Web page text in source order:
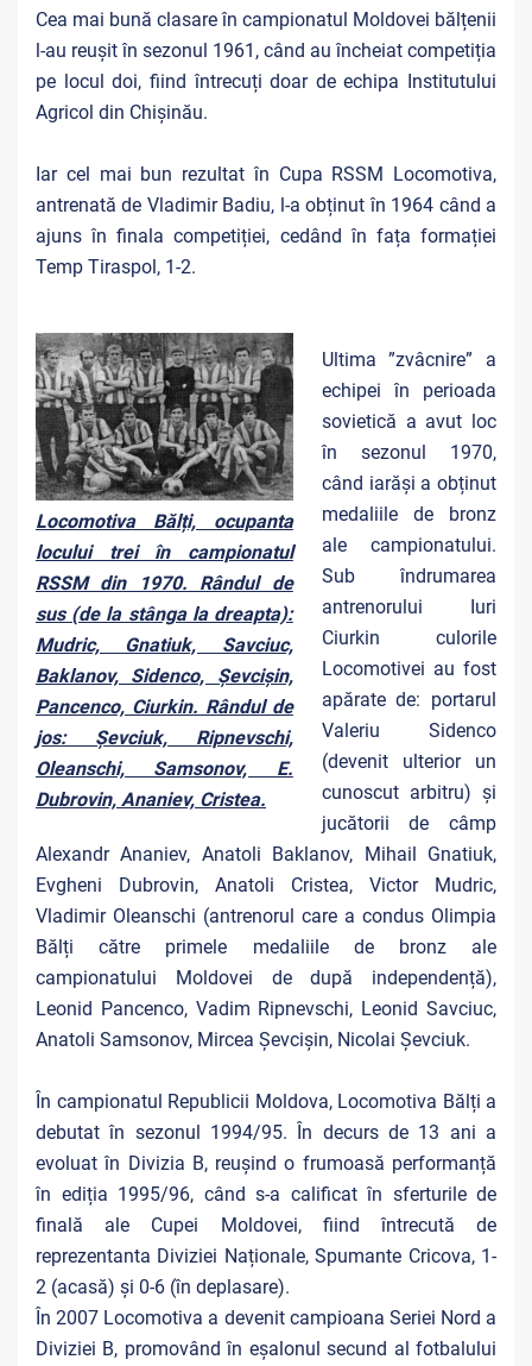
Cea mai bună clasare în campionatul Moldovei bălțenii
l-au reușit în sezonul 1961, când au încheiat competiția
pe locul doi, fiind întrecuți doar de echipa Institutului
Agricol din Chișinău.
Iar cel mai bun rezultat în Cupa RSSM Locomotiva,
antrenată de Vladimir Badiu, l-a obținut în 1964 când a
ajuns în finala competiției, cedând în fața formației
Temp Tiraspol, 1-2.
Locomotiva Bălți, ocupanta
locului trei în campionatul
RSSM din 1970. Rândul de
sus (de la stânga la dreapta):
Mudric, Gnatiuk, Savciuc,
Baklanov, Sidenco, Șevcișin,
Pancenco, Ciurkin. Rândul de
jos: Șevciuk, Ripnevschi,
Oleanschi, Samsonov, E.
Dubrovin, Ananiev, Cristea.
Ultima ”zvâcnire” a
echipei în perioada
sovietică a avut loc
în sezonul 1970,
când iarăși a obținut
medaliile de bronz
ale campionatului.
Sub îndrumarea
antrenorului Iuri
Ciurkin culorile
Locomotivei au fost
apărate de: portarul
Valeriu Sidenco
(devenit ulterior un
cunoscut arbitru) și
jucătorii de câmp
Alexandr Ananiev, Anatoli Baklanov, Mihail Gnatiuk,
Evgheni Dubrovin, Anatoli Cristea, Victor Mudric,
Vladimir Oleanschi (antrenorul care a condus Olimpia
Bălți către primele medaliile de bronz ale
campionatului Moldovei de după independență),
Leonid Pancenco, Vadim Ripnevschi, Leonid Savciuc,
Anatoli Samsonov, Mircea Șevcișin, Nicolai Șevciuk.
În campionatul Republicii Moldova, Locomotiva Bălți a
debutat în sezonul 1994/95. În decurs de 13 ani a
evoluat în Divizia B, reușind o frumoasă performanță
în ediția 1995/96, când s-a calificat în sferturile de
finală ale Cupei Moldovei, fiind întrecută de
reprezentanta Diviziei Naționale, Spumante Cricova, 1-
2 (acasă) și 0-6 (în deplasare).
În 2007 Locomotiva a devenit campioana Seriei Nord a
Diviziei B, promovând în eșalonul secund al fotbalului